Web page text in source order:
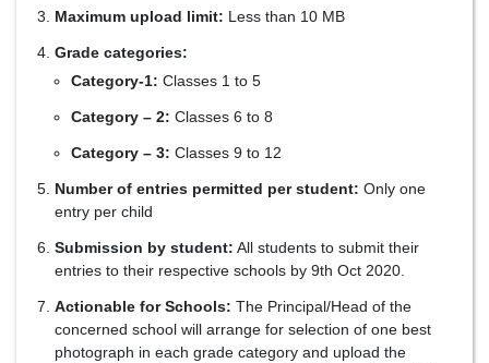
Maximum upload limit: Less than 10 MB
Grade categories:
Category-1: Classes 1 to 5
Category – 2: Classes 6 to 8
Category – 3: Classes 9 to 12
Number of entries permitted per student: Only one
entry per child
Submission by student: All students to submit their
entries to their respective schools by 9th Oct 2020.
Actionable for Schools: The Principal/Head of the
concerned school will arrange for selection of one best
photograph in each grade category and upload the